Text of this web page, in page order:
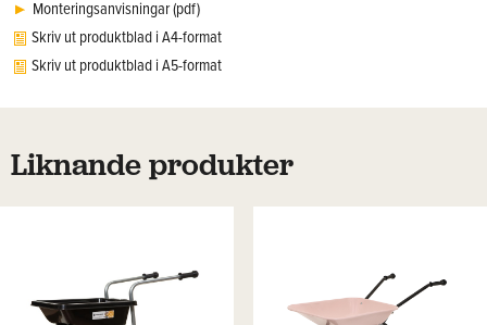
Monteringsanvisningar (pdf)
Skriv ut produktblad i A4-format
Skriv ut produktblad i A5-format
Liknande produkter